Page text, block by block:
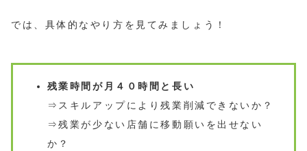
では、具体的なやり方を見てみましょう！
残業時間が月４０時間と長い
⇒スキルアップにより残業削減できないか？
⇒残業が少ない店舗に移動願いを出せない
か？